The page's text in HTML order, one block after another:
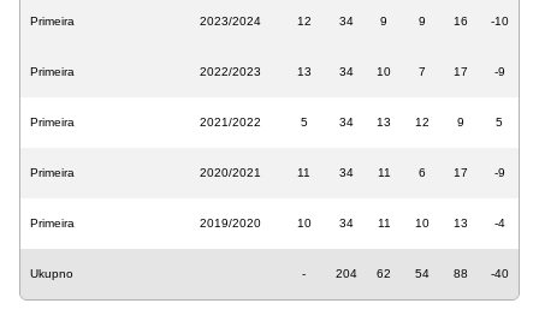
Primeira 2023/2024 12 34 9 9 16 -10
Primeira 2022/2023 13 34 10 7 17 -9
Primeira 2021/2022 5 34 13 12 9 5
Primeira 2020/2021 11 34 11 6 17 -9
Primeira 2019/2020 10 34 11 10 13 -4
Ukupno - 204 62 54 88 -40